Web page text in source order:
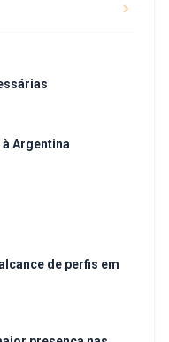
Argentina
de perfis em